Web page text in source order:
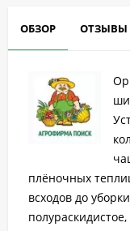
ОБЗОР ОТЗЫВЫ
плёночных
всходов до